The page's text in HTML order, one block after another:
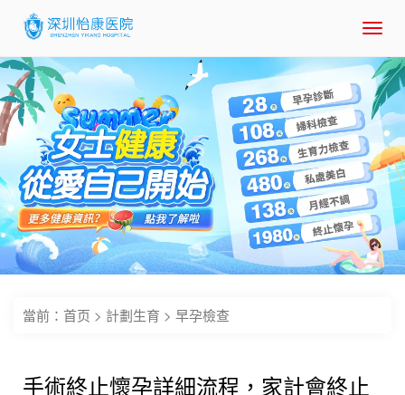
當前： 首页 > 計劃生育 > 早孕檢查
手術終止懷孕詳細流程，家計會終止